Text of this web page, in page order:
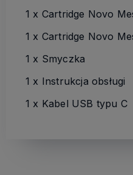
1 x Cartridge Novo
1 x Cartridge Novo
1 x Smyczka
1 x Instrukcja obsługi
1 x Kabel USB typu C